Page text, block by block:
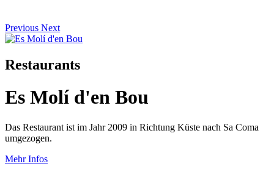
Previous Next
Restaurants
Es Molí d'en Bou
Das Restaurant ist im Jahr 2009 in Richtung Küste nach Sa Coma
umgezogen.
Mehr Infos